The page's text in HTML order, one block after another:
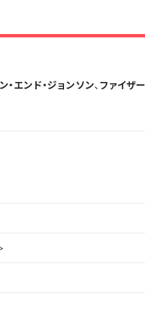
・エンド・ジョンソン、ファイザー